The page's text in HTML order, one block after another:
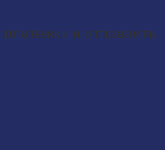
и отправить